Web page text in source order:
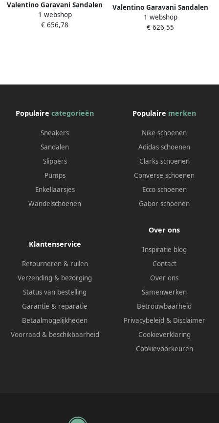
Valentino Garavani Sandalen
Rockstud Leather Sandals in
poeder roze
1 webshop
€ 656,78
Valentino Garavani Sandalen
Rockstud Flip-Flop Sandals in
zwart
1 webshop
€ 626,55
Populaire categorieën
Sneakers
Sandalen
Slippers
Pumps
Enkellaarsjes
Wandelschoenen
Populaire merken
Nike schoenen
Adidas schoenen
Clarks schoenen
Converse schoenen
Ecco schoenen
Gabor schoenen
Klantenservice
Retourneren & ruilen
Verzending & bezorging
Status van bestelling
Garantie & reparatie
Betaalmogelijkheden
Voorraad & beschikbaarheid
Over ons
Inspiratie blog
Contact
Over ons
Samenwerken
Betrouwbaarheid
Privacybeleid & Disclaimer
Cookieverklaring
Cookievoorkeuren